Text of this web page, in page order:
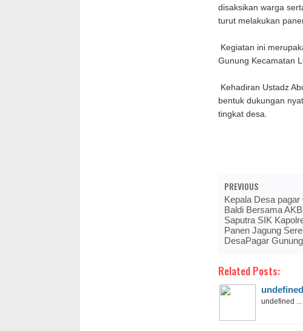
disaksikan warga
turut melakukan
Kegiatan ini
Gunung Kecamatan
Kehadiran Ustadz
bentuk dukungan
tingkat desa.
PREVIOUS
Kepala Desa
Baldi Bersama
Saputra SIK
Panen Jagung
DesaPagar Gunung
Related Posts:
undefined
undefined ...